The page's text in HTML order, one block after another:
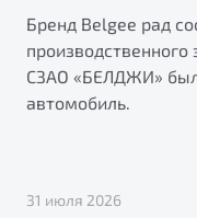
Бренд Belgee рад
производственного
СЗАО «БЕЛДЖИ»
автомобиль.
31 июля 2026